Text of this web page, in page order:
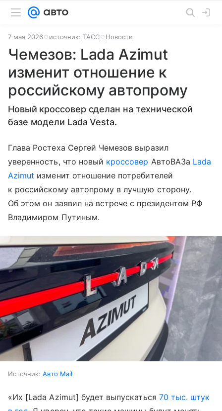
7 мая 2026 источник: ТАСС Новости
Чемезов: Lada Azimut
изменит отношение к
российскому автопрому
Новый кроссовер сделан на технической
базе модели Lada Vesta.
Глава Ростеха Сергей Чемезов выразил
уверенность, что новый кроссовер АвтоВАЗа Lada
Azimut изменит отношение потребителей
к российскому автопрому в лучшую сторону.
Об этом он заявил на встрече с президентом РФ
Владимиром Путиным.
Источник: Авто Mail
«Их [Lada Azimut] будет выпускаться 70 тыс. штук